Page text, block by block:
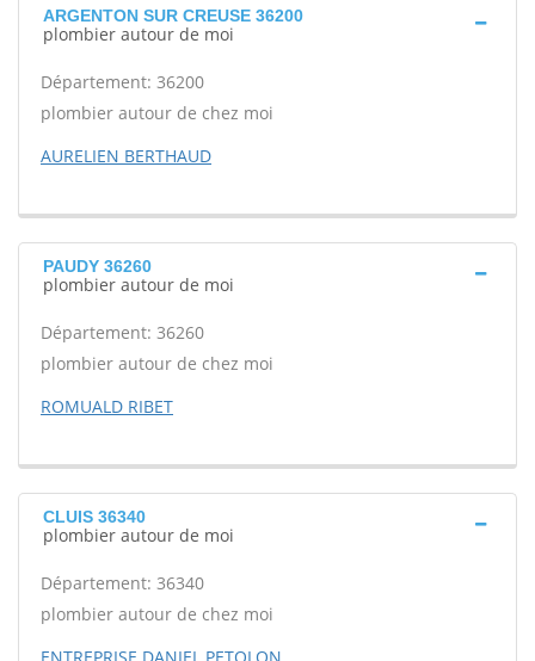
ARGENTON SUR CREUSE 36200
plombier autour de moi
Département: 36200
plombier autour de chez moi
AURELIEN BERTHAUD
PAUDY 36260
plombier autour de moi
Département: 36260
plombier autour de chez moi
ROMUALD RIBET
CLUIS 36340
plombier autour de moi
Département: 36340
plombier autour de chez moi